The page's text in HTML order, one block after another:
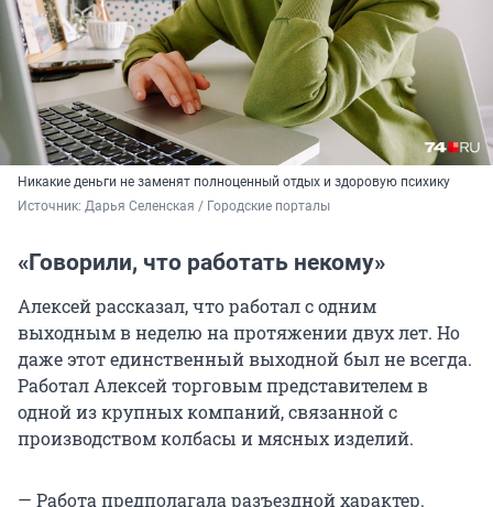
Никакие деньги не заменят полноценный отдых и здоровую психику
Источник: Дарья Селенская / Городские порталы
«Говорили, что работать некому»
Алексей рассказал, что работал с одним
выходным в неделю на протяжении двух лет. Но
даже этот единственный выходной был не всегда.
Работал Алексей торговым представителем в
одной из крупных компаний, связанной с
производством колбасы и мясных изделий.
— Работа предполагала разъездной характер.